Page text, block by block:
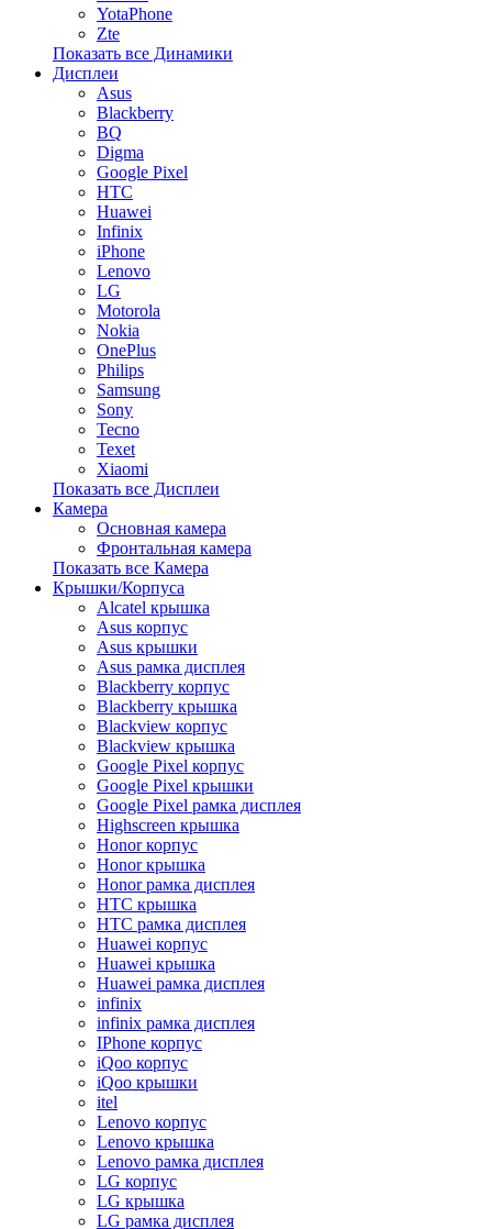
YotaPhone
Zte
Показать все Динамики
Дисплеи
Asus
Blackberry
BQ
Digma
Google Pixel
HTC
Huawei
Infinix
iPhone
Lenovo
LG
Motorola
Nokia
OnePlus
Philips
Samsung
Sony
Tecno
Texet
Xiaomi
Показать все Дисплеи
Камера
Основная камера
Фронтальная камера
Показать все Камера
Крышки/Корпуса
Alcatel крышка
Asus корпус
Asus крышки
Asus рамка дисплея
Blackberry корпус
Blackberry крышка
Blackview корпус
Blackview крышка
Google Pixel корпус
Google Pixel крышки
Google Pixel рамка дисплея
Highscreen крышка
Honor корпус
Honor крышка
Honor рамка дисплея
HTC крышка
HTC рамка дисплея
Huawei корпус
Huawei крышка
Huawei рамка дисплея
infinix
infinix рамка дисплея
IPhone корпус
iQoo корпус
iQoo крышки
itel
Lenovo корпус
Lenovo крышка
Lenovo рамка дисплея
LG корпус
LG крышка
LG рамка дисплея